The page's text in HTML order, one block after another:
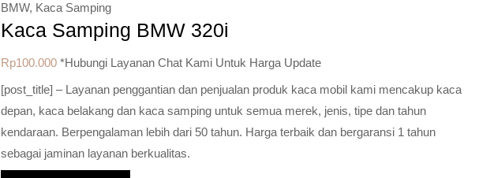
BMW, Kaca Samping
Kaca Samping BMW 320i
Rp100.000 *Hubungi Layanan Chat Kami Untuk Harga Update
[post_title] – Layanan penggantian dan penjualan produk kaca mobil kami mencakup kaca
depan, kaca belakang dan kaca samping untuk semua merek, jenis, tipe dan tahun
kendaraan. Berpengalaman lebih dari 50 tahun. Harga terbaik dan bergaransi 1 tahun
sebagai jaminan layanan berkualitas.